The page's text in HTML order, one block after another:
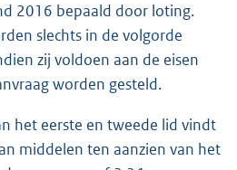
2016 bepaald door loting.
slechts in de volgorde
zij voldoen aan de eisen
worden gesteld.
het eerste en tweede lid vindt
middelen ten aanzien van het